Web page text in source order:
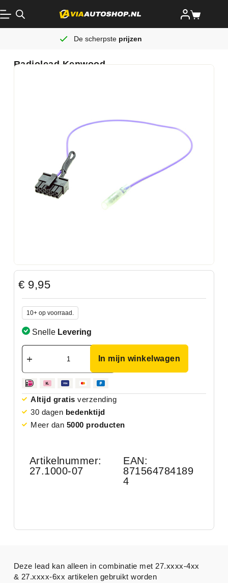
De scherpste prijzen
Radiolead Kenwood
€ 9,95
10+ op voorraad.
Snelle Levering
In mijn winkelwagen
Altijd gratis verzending
30 dagen bedenktijd
Meer dan 5000 producten
Artikelnummer:
27.1000-07
EAN:
871564784189
4
Deze lead kan alleen in combinatie met 27.xxxx-4xx
& 27.xxxx-6xx artikelen gebruikt worden